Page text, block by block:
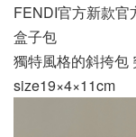
FENDI官方新款官
盒子包
獨特風格的斜挎包
size19×4×11cm